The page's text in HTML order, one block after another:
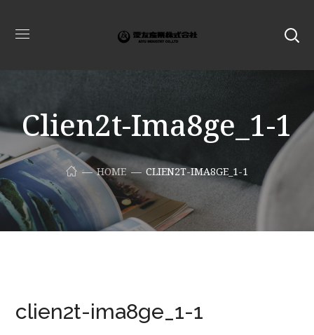
Clien2t-Ima8ge_1-1
HOME CLIEN2T-IMA8GE_1-1
clien2t-ima8ge_1-1